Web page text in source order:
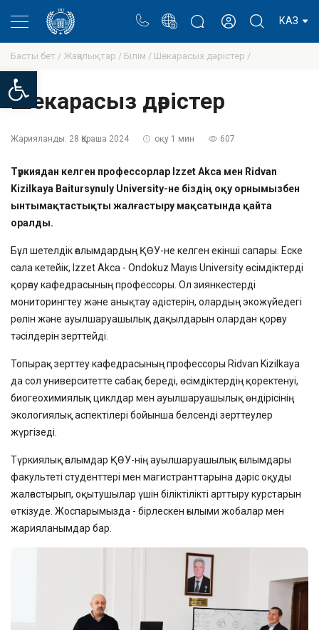
Open toolbar
КАЗ
Басты бет / Жаңалықтар / Білім / Шекарасыз дәрістер /
Шекарасыз дәрістер
Жарияланды: 28 Қараша 2024 оқу 1 мин 607
Түркиядан келген профессорлар Izzet Akca мен Ridvan
Kizilkaya Baitursynuly University-не біздің оқу орнымызбен
ынтымақтастықты жалғастыру мақсатында қайта
оралды.
Бұл шетелдік ғалымдардың ҚӨУ-не келген екінші сапары. Еске
сала кетейік, Izzet Akca - Ondokuz Mayıs University өсімдіктерді
қорғау кафедрасының профессоры. Ол зиянкестерді
мониторингтеу және анықтау әдістерін, олардың экожүйедегі
рөлін және ауылшаруашылық дақылдарын олардан қорғау
тәсілдерін зерттейді.
Топырақ зерттеу кафедрасының профессоры Ridvan Kizilkaya
да сол университетте сабақ береді, өсімдіктердің қоректенуі,
биогеохимиялық циклдар мен ауылшаруашылық өндірісінің
экологиялық аспектілері бойынша белсенді зерттеулер
жүргізеді.
Түркиялық ғалымдар ҚӨУ-нің ауылшаруашылық ғылымдары
факультеті студенттері мен магистранттарына дәріс оқуды
жалғастырып, оқытушылар үшін біліктілікті арттыру курстарын
өткізуде. Жоспарымызда - бірлескен ғылыми жобалар мен
жарияланымдар бар.